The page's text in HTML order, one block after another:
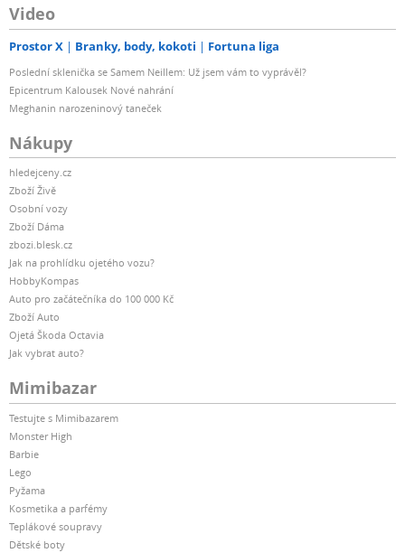
Video
Prostor X Branky, body, kokoti Fortuna liga
Poslední sklenička se Samem Neillem: Už jsem vám to vyprávěl?
Epicentrum Kalousek Nové nahrání
Meghanin narozeninový taneček
Nákupy
hledejceny.cz
Zboží Živě
Osobní vozy
Zboží Dáma
zbozi.blesk.cz
Jak na prohlídku ojetého vozu?
HobbyKompas
Auto pro začátečníka do 100 000 Kč
Zboží Auto
Ojetá Škoda Octavia
Jak vybrat auto?
Mimibazar
Testujte s Mimibazarem
Monster High
Barbie
Lego
Pyžama
Kosmetika a parfémy
Teplákové soupravy
Dětské boty